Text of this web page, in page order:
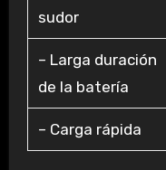
sudor
– Larga duración
de la batería
– Carga rápida